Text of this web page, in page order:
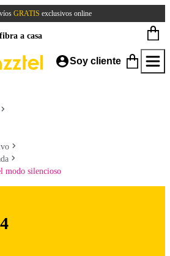
GRATIS exclusivos online
a casa
Soy cliente
modo silencioso